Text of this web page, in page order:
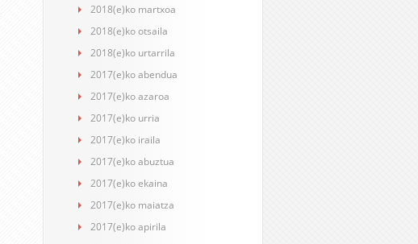
2018(e)ko martxoa
2018(e)ko otsaila
2018(e)ko urtarrila
2017(e)ko abendua
2017(e)ko azaroa
2017(e)ko urria
2017(e)ko iraila
2017(e)ko abuztua
2017(e)ko ekaina
2017(e)ko maiatza
2017(e)ko apirila